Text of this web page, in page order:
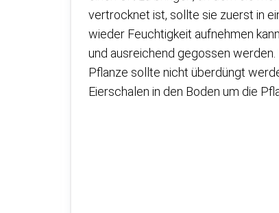
vertrocknet ist, sollte sie zuerst in
wieder Feuchtigkeit aufnehmen
und ausreichend gegossen
Pflanze sollte nicht überdüngt
Eierschalen in den Boden um die